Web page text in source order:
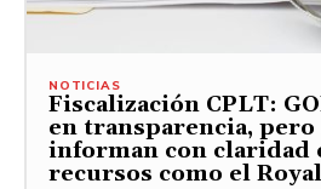
NOTICIAS
Fiscalización CPLT:
en transparencia, pero
informan con claridad
recursos como el